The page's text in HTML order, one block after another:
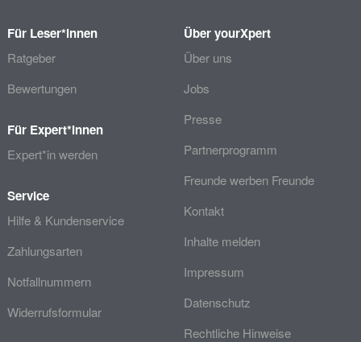
Für Leser*innen
Ratgeber
Bewertungen
Für Expert*innen
Expert*in werden
Service
Hilfe & Kundenservice
Zahlungsarten
Notfallnummern
Widerrufsformular
Über yourXpert
Über uns
Jobs
Presse
Partnerprogramm
Freunde werben Freunde
Kontakt
Inhalte melden
Impressum
Datenschutz
Rechtliche Hinweise